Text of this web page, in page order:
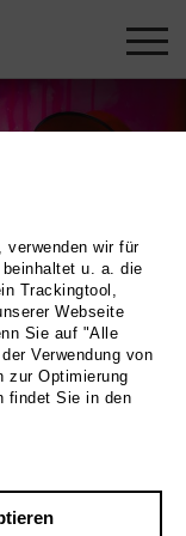
verwenden wir für
u. a. die
Trackingtool,
Webseite
Sie auf "Alle
Verwendung von
zur Optimierung
findet Sie in den